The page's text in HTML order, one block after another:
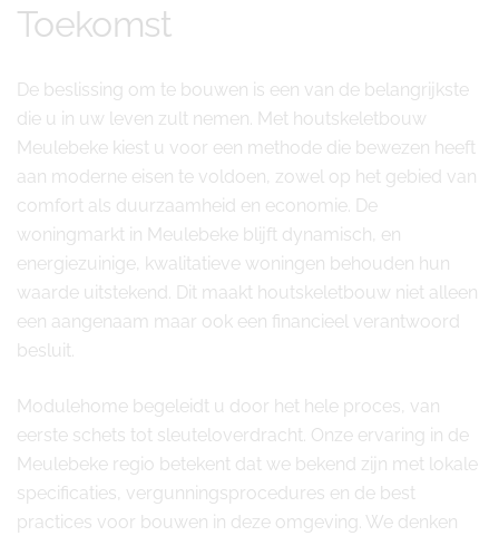
Toekomst
De beslissing om te bouwen is een van de belangrijkste
die u in uw leven zult nemen. Met houtskeletbouw
Meulebeke kiest u voor een methode die bewezen heeft
aan moderne eisen te voldoen, zowel op het gebied van
comfort als duurzaamheid en economie. De
woningmarkt in Meulebeke blijft dynamisch, en
energiezuinige, kwalitatieve woningen behouden hun
waarde uitstekend. Dit maakt houtskeletbouw niet alleen
een aangenaam maar ook een financieel verantwoord
besluit.
Modulehome begeleidt u door het hele proces, van
eerste schets tot sleuteloverdracht. Onze ervaring in de
Meulebeke regio betekent dat we bekend zijn met lokale
specificaties, vergunningsprocedures en de best
practices voor bouwen in deze omgeving. We denken